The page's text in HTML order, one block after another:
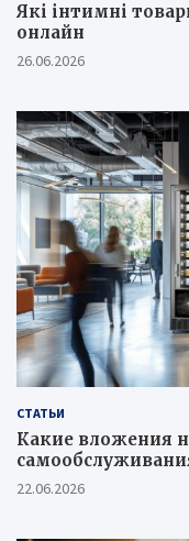
Які інтимні
онлайн
26.06.2026
СТАТЬИ
Какие вложения
22.06.2026